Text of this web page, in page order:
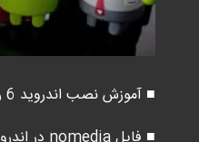
■ آموزش نصب اندروید 6 روی گلکسی اس 5